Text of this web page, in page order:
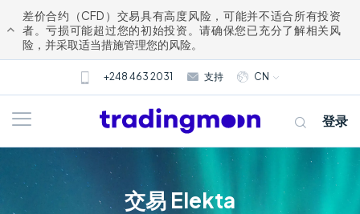
差价合约（CFD）交易具有高度风险，可能并不适合所有投资
者。亏损可能超过您的初始投资。请确保您已充分了解相关风
险，并采取适当措施管理您的风险。
+248 463 2031 支持 CN
登录
交易 Elekta